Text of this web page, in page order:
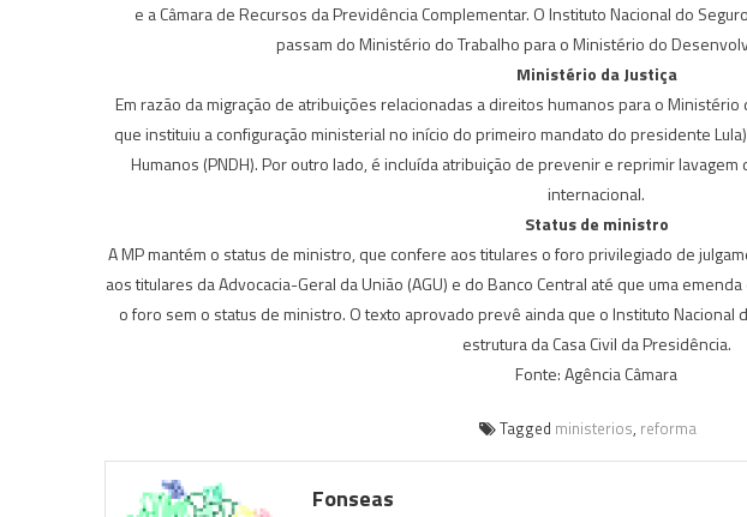
e a Câmara de Recursos da Previdência Complementar. O Instituto Nacional do
passam do Ministério do Trabalho para o Ministério do
Ministério da Justiça
Em razão da migração de atribuições relacionadas a direitos humanos para o Ministério
que instituiu a configuração ministerial no início do primeiro mandato do presidente
Humanos (PNDH). Por outro lado, é incluída atribuição de prevenir e reprimir
internacional.
Status de ministro
A MP mantém o status de ministro, que confere aos titulares o foro privilegiado de
aos titulares da Advocacia-Geral da União (AGU) e do Banco Central até que uma
o foro sem o status de ministro. O texto aprovado prevê ainda que o Instituto Nacional
estrutura da Casa Civil da Presidência.
Fonte: Agência Câmara
Tagged ministerios, reforma
Fonseas